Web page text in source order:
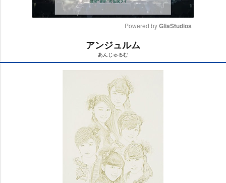
t
Powered by GliaStudios
アンジュルム
あんじゅるむ